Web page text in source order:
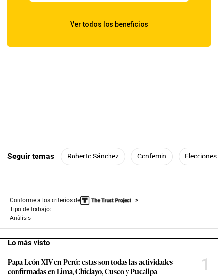
Seguir temas Roberto Sánchez Confemin
Conforme a los criterios de
Tipo de trabajo:
Análisis
Lo más visto
Papa León XIV en Perú: estas son todas las actividades
confirmadas en Lima, Chiclayo, Cusco y Pucallpa
1